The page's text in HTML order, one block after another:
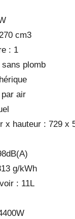
cm3
: 1
plomb
air
x hauteur : 729 x
g/kWh
: 11L